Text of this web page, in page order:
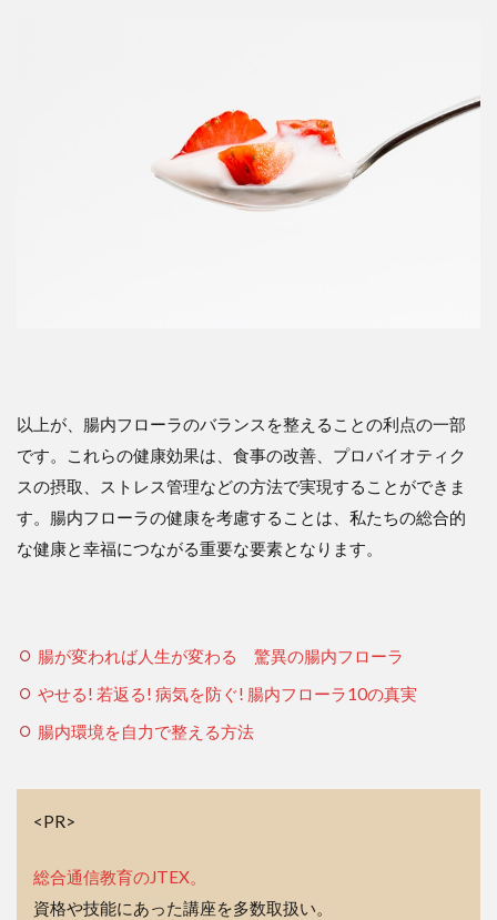
以上が、腸内フローラのバランスを整えることの利点の一部
です。これらの健康効果は、食事の改善、プロバイオティク
スの摂取、ストレス管理などの方法で実現することができま
す。腸内フローラの健康を考慮することは、私たちの総合的
な健康と幸福につながる重要な要素となります。
腸が変われば人生が変わる 驚異の腸内フローラ
やせる! 若返る! 病気を防ぐ! 腸内フローラ10の真実
腸内環境を自力で整える方法
<PR>
総合通信教育のJTEX。
資格や技能にあった講座を多数取扱い。